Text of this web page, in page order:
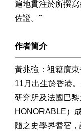
遍地貫注於所撰
佐證。"
作者簡介
黃兆強：祖籍廣
11月出生於香港
研究所及法國巴
HONORABLE）
隨之史學界耆宿